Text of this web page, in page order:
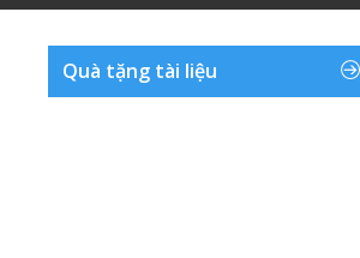
Quà tặng tài liệu